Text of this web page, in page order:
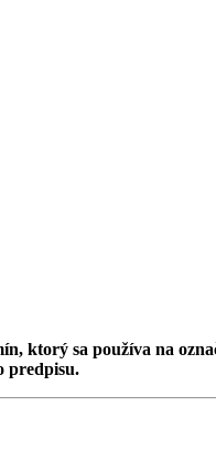
ktorý sa používa na
predpisu.